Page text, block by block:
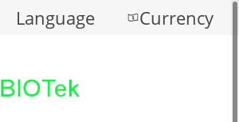
Language Currency